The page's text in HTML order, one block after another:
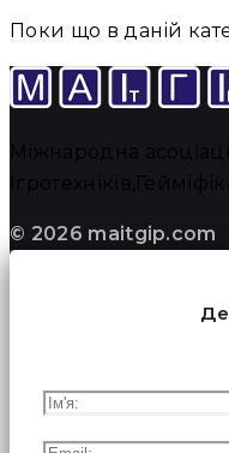
Поки що в даній
Міжнародна
© 2026 maitgip.com